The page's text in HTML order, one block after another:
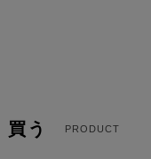
買う PRODUCT